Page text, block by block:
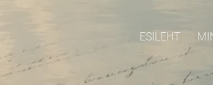
ESILEHT